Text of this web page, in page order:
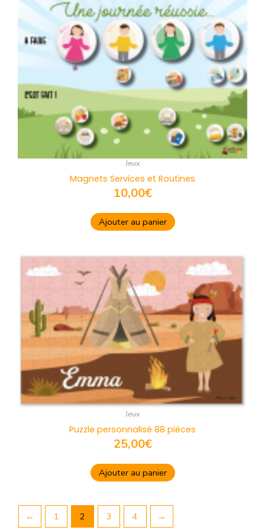
Jeux
Magnets Services et Routines
10,00€
Ajouter au panier
Jeux
Puzzle personnalisé 88 pièces
25,00€
Ajouter au panier
← 1 2 3 4 →